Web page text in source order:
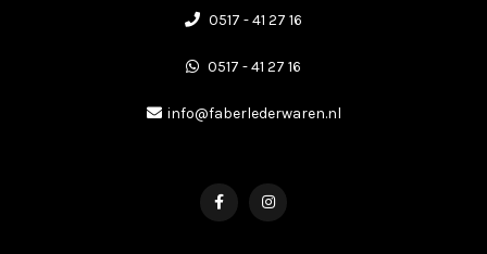
0517 - 41 27 16
0517 - 41 27 16
info@faberlederwaren.nl